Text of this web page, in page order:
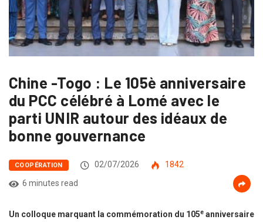
Chine -Togo : Le 105è anniversaire
du PCC célébré à Lomé avec le
parti UNIR autour des idéaux de
bonne gouvernance
COOPÉRATION 02/07/2026
1842
6 minutes read
Un colloque marquant la commémoration du 105e anniversaire